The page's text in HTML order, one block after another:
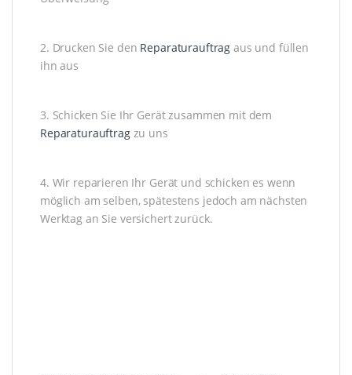
2. Drucken Sie den Reparaturauftrag aus und füllen
ihn aus
3. Schicken Sie Ihr Gerät zusammen mit dem
Reparaturauftragzu uns
4. Wir reparieren Ihr Gerät und schicken es wenn
möglich am selben, spätestens jedoch am nächsten
Werktag an Sie versichert zurück.